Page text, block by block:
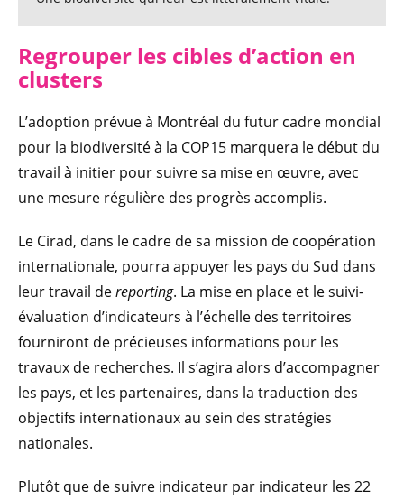
Regrouper les cibles d’action en
clusters
L’adoption prévue à Montréal du futur cadre mondial
pour la biodiversité à la COP15 marquera le début du
travail à initier pour suivre sa mise en œuvre, avec
une mesure régulière des progrès accomplis.
Le Cirad, dans le cadre de sa mission de coopération
internationale, pourra appuyer les pays du Sud dans
leur travail dereporting. La mise en place et le suivi-
évaluation d’indicateurs à l’échelle des territoires
fourniront de précieuses informations pour les
travaux de recherches. Il s’agira alors d’accompagner
les pays, et les partenaires, dans la traduction des
objectifs internationaux au sein des stratégies
nationales.
Plutôt que de suivre indicateur par indicateur les 22